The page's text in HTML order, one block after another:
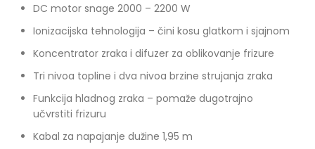
DC motor snage 2000 – 2200 W
Ionizacijska tehnologija – čini kosu glatkom i sjajnom
Koncentrator zraka i difuzer za oblikovanje frizure
Tri nivoa topline i dva nivoa brzine strujanja zraka
Funkcija hladnog zraka – pomaže dugotrajno
učvrstiti frizuru
Kabal za napajanje dužine 1,95 m